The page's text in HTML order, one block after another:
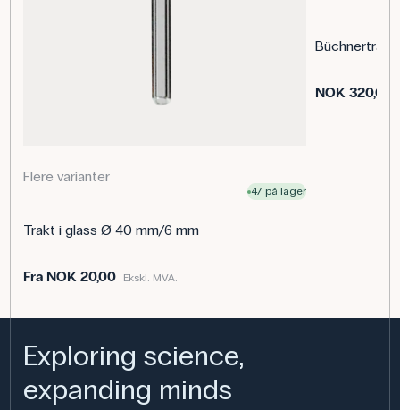
miljølaboratorier der jord- eller vannprøver må filtreres før
analyse. Det brukes også i farmasøytiske og
næringsmiddelteknologiske laboratorier til kvalitativ
filtrering eller til tørking av små mengder faste stoffer
Dimensjoner: (Ø) 150 mm
Flere varianter
47 på lager
Trakt i glass Ø 40 mm/6 mm
Fra NOK 20,00 Ekskl. MVA.
NOK 320,00
Exploring science,
expanding minds